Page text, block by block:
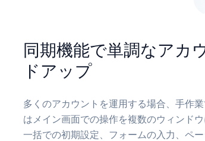
同期機能で単調なアカ
ドアップ
多くのアカウントを運用する場合、手作
はメイン画面での操作を複数のウィンドウ
一括での初期設定、フォームの入力、ペ